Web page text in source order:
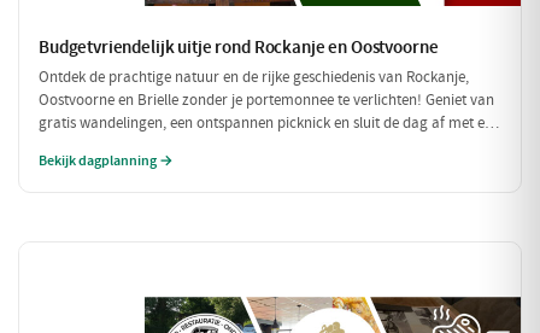
Budgetvriendelijk uitje rond Rockanje en Oostvoorne
Ontdek de prachtige natuur en de rijke geschiedenis van Rockanje,
Oostvoorne en Brielle zonder je portemonnee te verlichten! Geniet van
gratis wandelingen, een ontspannen picknick en sluit de dag af met een
Bekijk dagplanning →